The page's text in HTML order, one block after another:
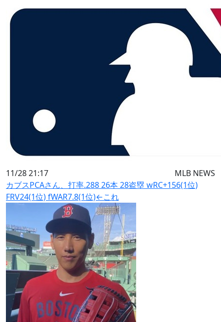
11/28 21:17
MLB NEWS
カブスPCAさん、打率.288 26本 28盗塁 wRC+156(1位)
FRV24(1位) fWAR7.8(1位)←これ